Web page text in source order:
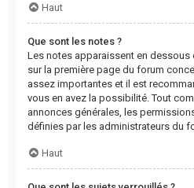
Haut
Que sont les notes ?
Les notes apparaissent en dessous
sur la première page du forum
assez importantes et il est
vous en avez la possibilité. Tout
annonces générales, les
définies par les administrateurs du
Haut